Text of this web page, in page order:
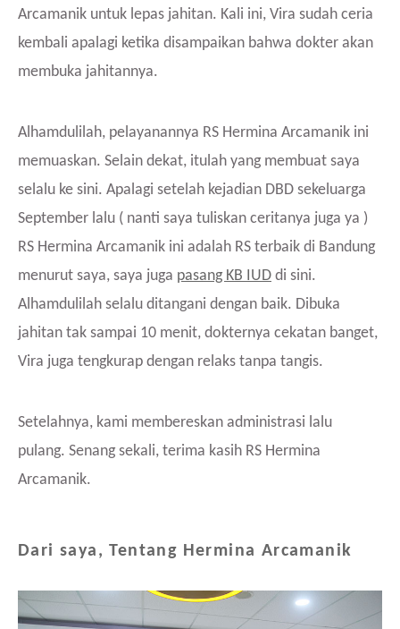
Arcamanik untuk lepas jahitan. Kali ini, Vira sudah ceria
kembali apalagi ketika disampaikan bahwa dokter akan
membuka jahitannya.
Alhamdulilah, pelayanannya RS Hermina Arcamanik ini
memuaskan. Selain dekat, itulah yang membuat saya
selalu ke sini. Apalagi setelah kejadian DBD sekeluarga
September lalu ( nanti saya tuliskan ceritanya juga ya )
RS Hermina Arcamanik ini adalah RS terbaik di Bandung
menurut saya, saya juga pasang KB IUD di sini.
Alhamdulilah selalu ditangani dengan baik. Dibuka
jahitan tak sampai 10 menit, dokternya cekatan banget,
Vira juga tengkurap dengan relaks tanpa tangis.
Setelahnya, kami membereskan administrasi lalu
pulang. Senang sekali, terima kasih RS Hermina
Arcamanik.
Dari saya, Tentang Hermina Arcamanik